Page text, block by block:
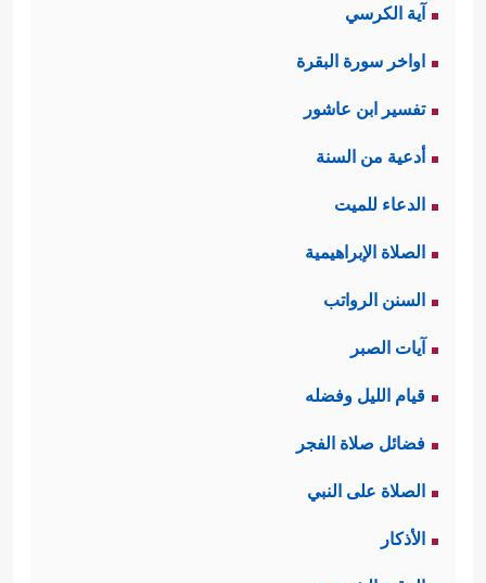
آية الكرسي
اواخر سورة البقرة
تفسير ابن عاشور
أدعية من السنة
الدعاء للميت
الصلاة الإبراهيمية
السنن الرواتب
آيات الصبر
قيام الليل وفضله
فضائل صلاة الفجر
الصلاة على النبي
الأذكار